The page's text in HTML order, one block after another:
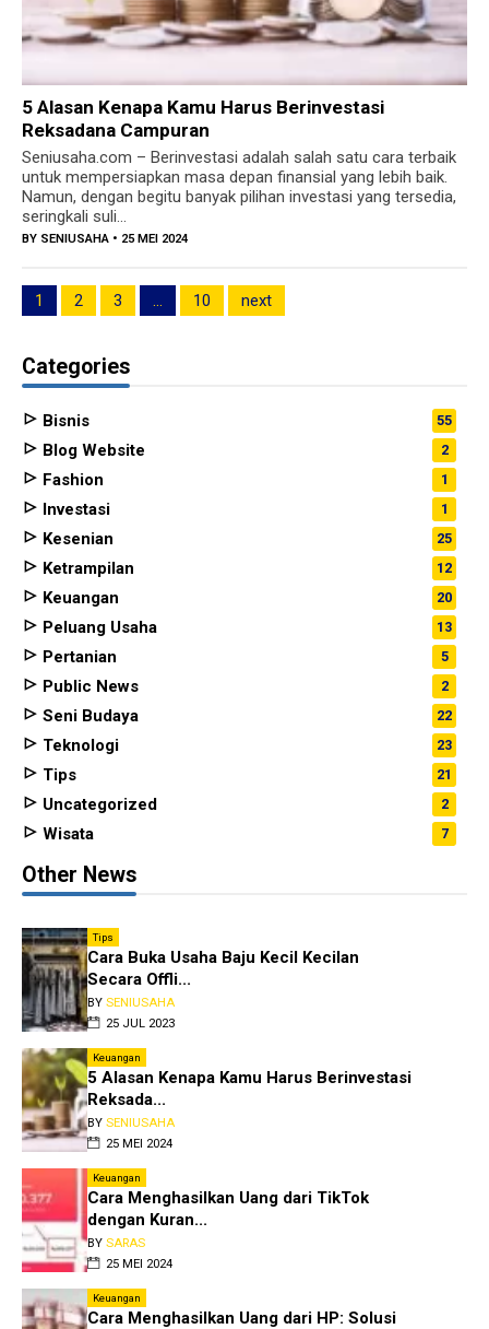
5 Alasan Kenapa Kamu Harus Berinvestasi
Reksadana Campuran
Seniusaha.com – Berinvestasi adalah salah satu cara terbaik
untuk mempersiapkan masa depan finansial yang lebih baik.
Namun, dengan begitu banyak pilihan investasi yang tersedia,
seringkali suli...
BY SENIUSAHA • 25 MEI 2024
1 2 3 10 next
Categories
Bisnis 55
Blog Website 2
Fashion 1
Investasi 1
Kesenian 25
Ketrampilan 12
Keuangan 20
Peluang Usaha 13
Pertanian 5
Public News 2
Seni Budaya 22
Teknologi 23
Tips 21
Uncategorized 2
Wisata 7
Other News
Tips
Cara Buka Usaha Baju Kecil Kecilan
Secara Offli...
BY SENIUSAHA
25 JUL 2023
Keuangan
5 Alasan Kenapa Kamu Harus Berinvestasi
Reksada...
BY SENIUSAHA
25 MEI 2024
Keuangan
Cara Menghasilkan Uang dari TikTok
dengan Kuran...
BY SARAS
25 MEI 2024
Keuangan
Cara Menghasilkan Uang dari HP: Solusi